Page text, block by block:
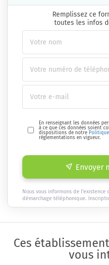
Remplissez ce
toutes les infos
En renseignant les données
à ce que ces données soient
dispositions de notre
réglementations en vigueur.
Envoyer
Nous vous informons de
démarchage téléphonique.
Ces
vous